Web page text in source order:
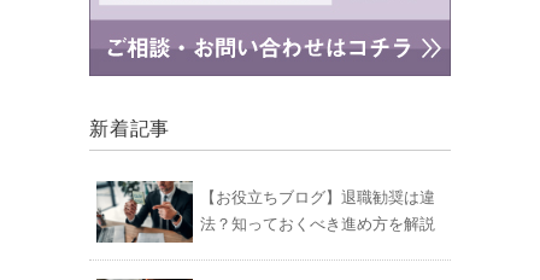
新着記事
【お役立ちブログ】退職勧奨は違
法？知っておくべき進め方を解説